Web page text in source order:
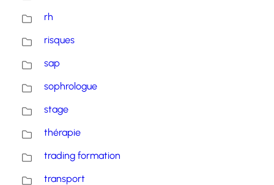
rh
risques
sap
sophrologue
stage
thérapie
trading formation
transport